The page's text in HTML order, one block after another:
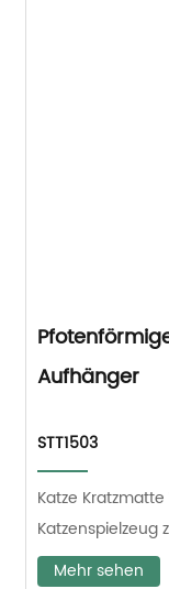
Aufhänger
STT1503
Katze
Katzenspielzeug
Mehr sehen